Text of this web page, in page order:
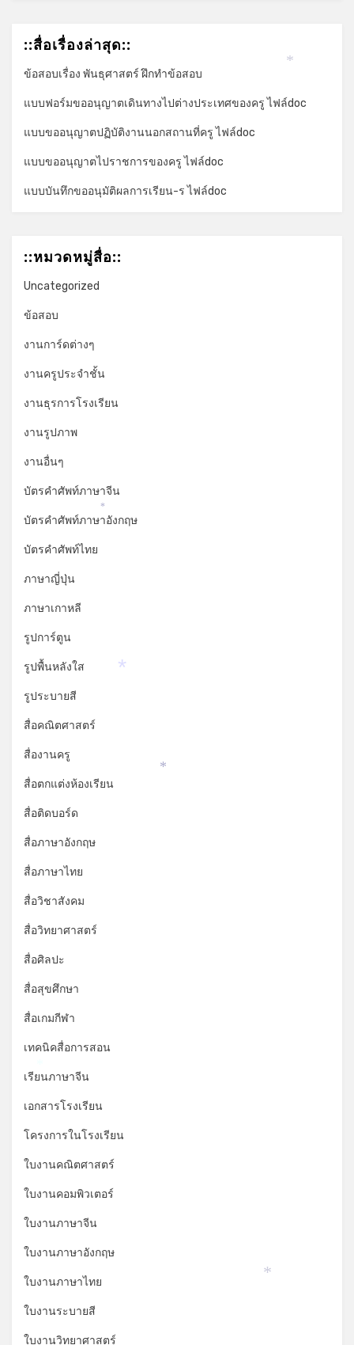
::สื่อเรื่องล่าสุด::
ข้อสอบเรื่อง พันธุศาสตร์ ฝึกทำข้อสอบ
แบบฟอร์มขออนุญาตเดินทางไปต่างประเทศของครู ไฟล์doc
แบบขออนุญาตปฏิบัติงานนอกสถานที่ครู ไฟล์doc
แบบขออนุญาตไปราชการของครู ไฟล์doc
แบบบันทึกขออนุมัติผลการเรียน-ร ไฟล์doc
::หมวดหมู่สื่อ::
Uncategorized
ข้อสอบ
งานการ์ดต่างๆ
งานครูประจำชั้น
งานธุรการโรงเรียน
งานรูปภาพ
งานอื่นๆ
บัตรคำศัพท์ภาษาจีน
บัตรคำศัพท์ภาษาอังกฤษ
บัตรคำศัพท์ไทย
ภาษาญี่ปุ่น
ภาษาเกาหลี
รูปการ์ตูน
รูปพื้นหลังใส
รูประบายสี
สื่อคณิตศาสตร์
สื่องานครู
สื่อตกแต่งห้องเรียน
สื่อติดบอร์ด
สื่อภาษาอังกฤษ
สื่อภาษาไทย
สื่อวิชาสังคม
สื่อวิทยาศาสตร์
สื่อศิลปะ
สื่อสุขศึกษา
สื่อเกมกีฬา
เทคนิคสื่อการสอน
เรียนภาษาจีน
เอกสารโรงเรียน
โครงการในโรงเรียน
ใบงานคณิตศาสตร์
ใบงานคอมพิวเตอร์
ใบงานภาษาจีน
ใบงานภาษาอังกฤษ
ใบงานภาษาไทย
ใบงานระบายสี
ใบงานวิทยาศาสตร์
*